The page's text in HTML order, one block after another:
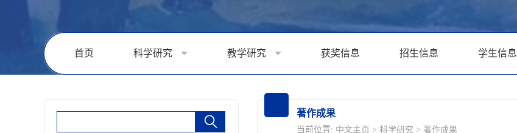
首页 科学研究 教学研究 获奖信息 招生信息 学生信息
著作成果
当前位置: 中文主页 > 科学研究 > 著作成果